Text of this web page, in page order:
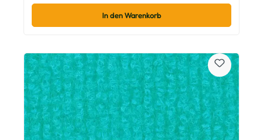
In den Warenkorb